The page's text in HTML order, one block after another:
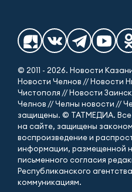
© 2011 - 2026. Новости
Новости Челнов // Новости
Чистополя // Новости
Челнов // Челны новости //
защищены. © ТАТМЕДИА.
на сайте, защищены
воспроизведение и
информации, размещенной
письменного согласия
Республиканского
коммуникациям.